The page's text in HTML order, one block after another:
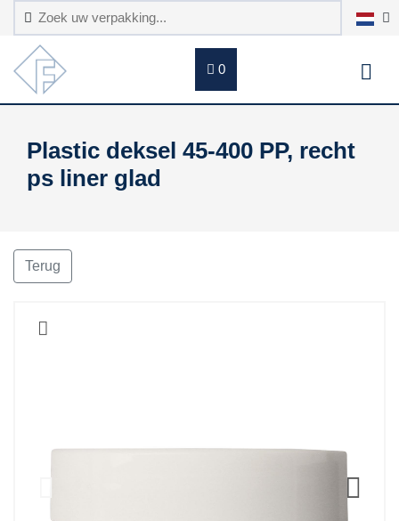
0
Plastic deksel 45-400 PP, recht
ps liner glad
Terug